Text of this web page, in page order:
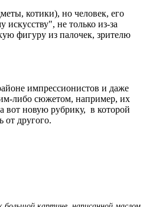
котики), но человек, его
не только из-за
фигуру из палочек, зрителю
импрессионистов и даже
либо сюжетом, например, их
вот новую рубрику, в которой
от другого.